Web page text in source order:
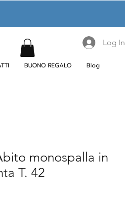
Log In
BUONO REGALO Blog
monospalla in
T. 42